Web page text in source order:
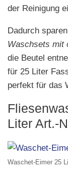
der Reinigung
Dadurch
Waschsets mit
die Beutel
für 25 Liter
perfekt für das
Liter Art.-
Waschet-Eimer 25